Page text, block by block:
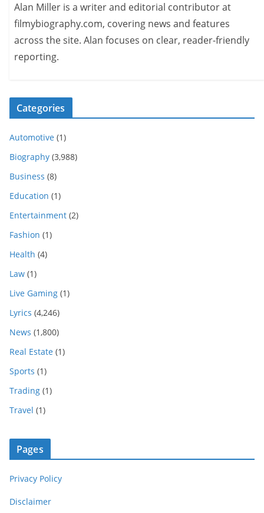
Alan Miller is a writer and editorial contributor at
filmybiography.com, covering news and features
across the site. Alan focuses on clear, reader-friendly
reporting.
Categories
Automotive (1)
Biography (3,988)
Business (8)
Education (1)
Entertainment (2)
Fashion (1)
Health (4)
Law (1)
Live Gaming (1)
Lyrics (4,246)
News (1,800)
Real Estate (1)
Sports (1)
Trading (1)
Travel (1)
Pages
Privacy Policy
Disclaimer